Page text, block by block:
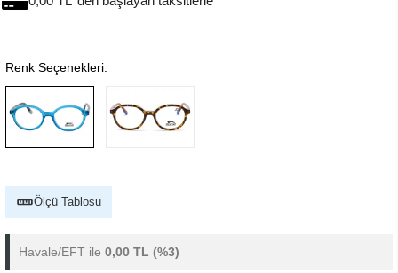
Renk Seçenekleri:
Ölçü Tablosu
Havale/EFT ile 0,00 TL (%3)